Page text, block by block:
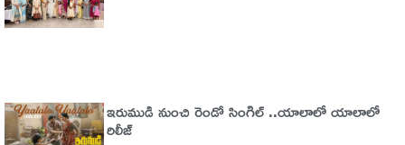
ఇరుముడి నుంచి రెండో సింగిల్ ..యాలాలో యాలాలో
రిలీజ్